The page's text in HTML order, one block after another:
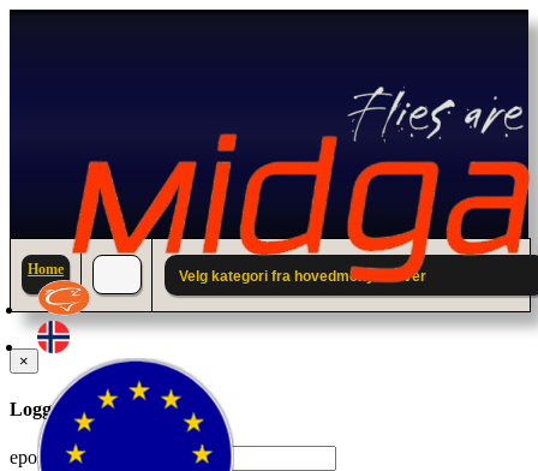
Home Velg kategori fra hovedmenyen over
×
Logg inn til din konto.
epostadresse: